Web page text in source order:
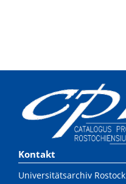
Kontakt
Universitätsarchiv Rostock